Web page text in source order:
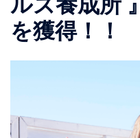
を獲得！！